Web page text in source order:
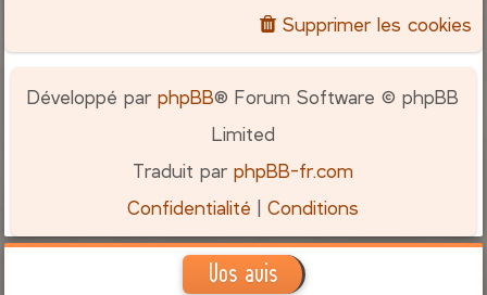
Supprimer les cookies
Développé parphpBB® Forum Software © phpBB
Limited
Traduit parphpBB-fr.com
Confidentialité |Conditions
Vos avis